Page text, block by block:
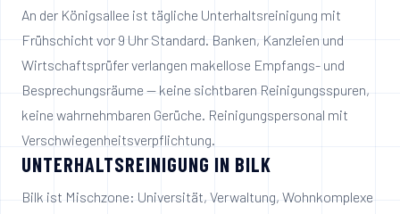
An der Königsallee ist tägliche Unterhaltsreinigung mit
Frühschicht vor 9 Uhr Standard. Banken, Kanzleien und
Wirtschaftsprüfer verlangen makellose Empfangs- und
Besprechungsräume — keine sichtbaren Reinigungsspuren,
keine wahrnehmbaren Gerüche. Reinigungspersonal mit
Verschwiegenheitsverpflichtung.
UNTERHALTSREINIGUNG IN BILK
Bilk ist Mischzone: Universität, Verwaltung, Wohnkomplexe